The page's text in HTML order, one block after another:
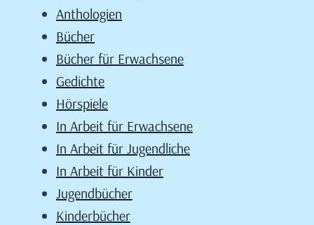
Anthologien
Bücher
Bücher für Erwachsene
Gedichte
Hörspiele
In Arbeit für Erwachsene
In Arbeit für Jugendliche
In Arbeit für Kinder
Jugendbücher
Kinderbücher